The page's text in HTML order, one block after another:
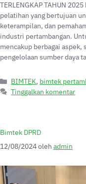
TERLENGKAP TAHUN
pelatihan yang bertujuan
keterampilan, dan
industri pertambangan.
mencakup berbagai
pengelolaan sumber daya
BIMTEK, bimtek
Tinggalkan komentar
Bimtek DPRD
12/08/2024oleh admin